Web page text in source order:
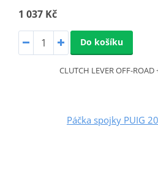
1 037 Kč
Do košíku
CLUTCH LEVER OFF-ROAD
Páčka spojky PUIG